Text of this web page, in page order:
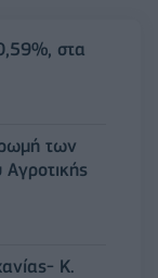
στα
των
Κ.